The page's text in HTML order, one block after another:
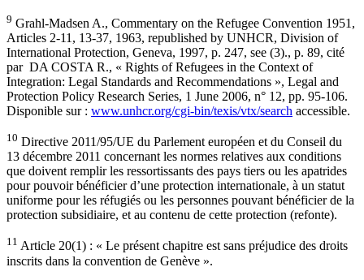
9 Grahl-Madsen A., Commentary on the Refugee Convention 1951,
Articles 2-11, 13-37, 1963, republished by UNHCR, Division of
International Protection, Geneva, 1997, p. 247, see (3)., p. 89, cité
par DA COSTA R., « Rights of Refugees in the Context of
Integration: Legal Standards and Recommendations », Legal and
Protection Policy Research Series, 1 June 2006, n° 12, pp. 95-106.
Disponible sur : www.unhcr.org/cgi-bin/texis/vtx/search accessible.
10 Directive 2011/95/UE du Parlement européen et du Conseil du
13 décembre 2011 concernant les normes relatives aux conditions
que doivent remplir les ressortissants des pays tiers ou les apatrides
pour pouvoir bénéficier d’une protection internationale, à un statut
uniforme pour les réfugiés ou les personnes pouvant bénéficier de la
protection subsidiaire, et au contenu de cette protection (refonte).
11 Article 20(1) : « Le présent chapitre est sans préjudice des droits
inscrits dans la convention de Genève ».